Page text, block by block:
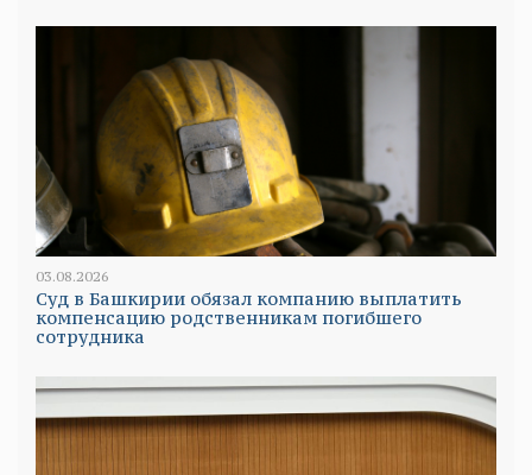
03.08.2026
Суд в Башкирии обязал компанию выплатить
компенсацию родственникам погибшего
сотрудника